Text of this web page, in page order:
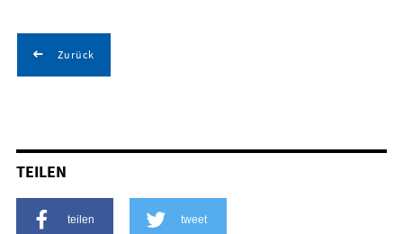
Zurück
TEILEN
teilen tweet